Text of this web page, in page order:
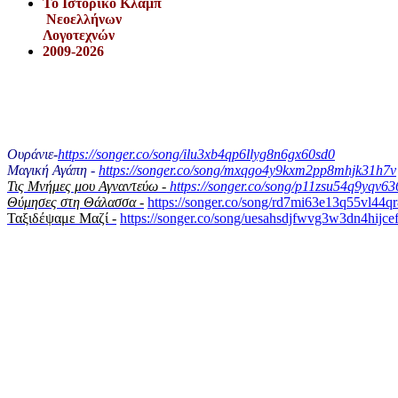
Το Iστορικό Κλαμπ
Νεοελλήνων
Λογοτεχνών
2009-2026
Ουράνιε-https://songer.co/song/ilu3xb4qp6llyg8n6gx60sd0
Μαγική Αγάπη - https://songer.co/song/mxqgo4y9kxm2pp8mhjk31h7v
Τις Μνήμες μου Αγναντεύω - https://songer.co/song/
Θύμησες στη Θάλασσα - https://songer.co/song/
Ταξιδέψαμε Μαζί - https://songer.co/song/uesahsdjfwvg3w3dn4hijcef